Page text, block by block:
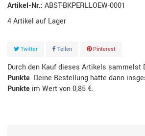
Artikel-Nr.: ABST-BKPERLLOEW-0001
4Artikel
Twitter Teilen Pinterest
Durch den Kauf dieses Artikels sammelst
Punkte. Deine Bestellung hätte dann
Punkte im Wert von0,85 €.